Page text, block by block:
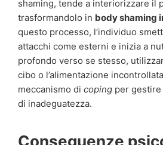
shaming, tende a interiorizzare il
trasformandolo in body shaming
questo processo, l’individuo
attacchi come esterni e inizia a
profondo verso se stesso,
cibo o l’alimentazione
meccanismo di coping per gestire
di inadeguatezza.
Conseguenze